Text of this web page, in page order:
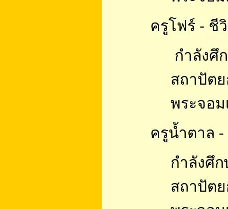
ครูโฟร์ - ชี
กำลังศึ
สถาปัต
พระจอ
ครูน้ำตาล
กำลังศึ
สถาปัต